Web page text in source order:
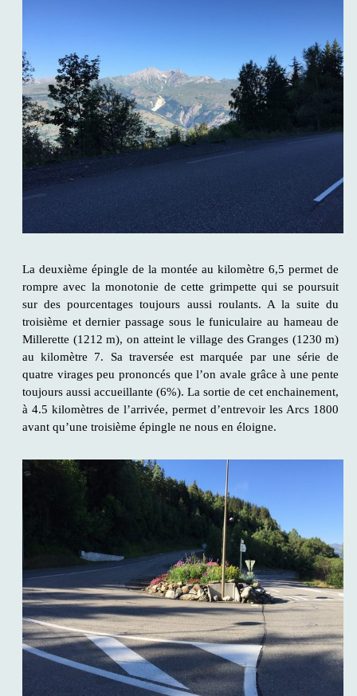
La deuxième épingle de la montée au kilomètre 6,5 permet de
rompre avec la monotonie de cette grimpette qui se poursuit
sur des pourcentages toujours aussi roulants. A la suite du
troisième et dernier passage sous le funiculaire au hameau de
Millerette (1212 m), on atteint le village des Granges (1230 m)
au kilomètre 7. Sa traversée est marquée par une série de
quatre virages peu prononcés que l’on avale grâce à une pente
toujours aussi accueillante (6%). La sortie de cet enchainement,
à 4.5 kilomètres de l’arrivée, permet d’entrevoir les Arcs 1800
avant qu’une troisième épingle ne nous en éloigne.